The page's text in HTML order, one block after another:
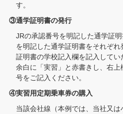
す。
③通学証明書の発行
JRの承認番号を明記した通学証
を明記した通学証明書をそれぞ
証明書の学校記入欄を記入して
余白に「実習」と赤書きし、右
号をご記入ください。
④実習用定期乗車券の購入
当該会社線（本例では、当社又